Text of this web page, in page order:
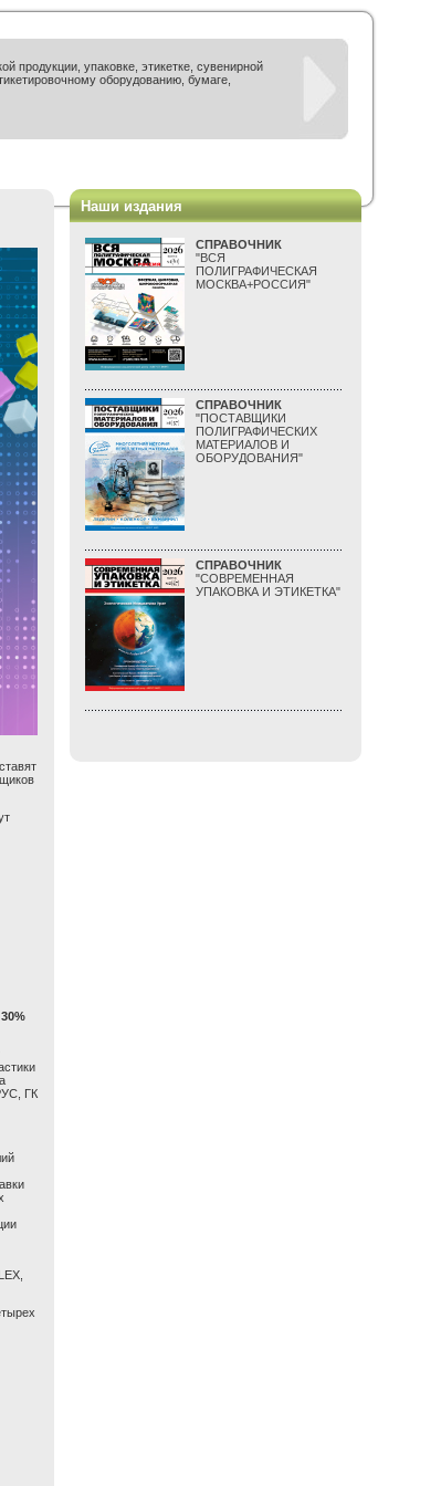
продукции, упаковке, этикетке, сувенирной
оборудованию, бумаге,
ГК
и
Наши издания
СПРАВОЧНИК
"ВСЯ
ПОЛИГРАФИЧЕСКАЯ
МОСКВА+РОССИЯ"
СПРАВОЧНИК
"ПОСТАВЩИКИ
ПОЛИГРАФИЧЕСКИХ
МАТЕРИАЛОВ И
ОБОРУДОВАНИЯ"
СПРАВОЧНИК
"СОВРЕМЕННАЯ
УПАКОВКА И ЭТИКЕТКА"